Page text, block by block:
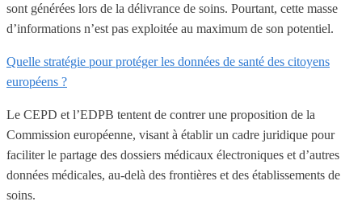
sont générées lors de la délivrance de soins. Pourtant, cette masse
d’informations n’est pas exploitée au maximum de son potentiel.
Quelle stratégie pour protéger les données de santé des citoyens
européens ?
Le CEPD et l’EDPB tentent de contrer une proposition de la
Commission européenne, visant à établir un cadre juridique pour
faciliter le partage des dossiers médicaux électroniques et d’autres
données médicales, au-delà des frontières et des établissements de
soins.